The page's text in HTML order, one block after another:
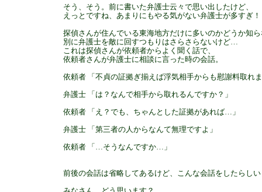
そう、そう。前に書いた弁護士云々で思い出したけど、
えっとですね、あまりにもやる気がない弁護士が多すぎ！
探偵さんが住んでいる東海地方だけに多いのかどうか知
別に弁護士を敵に回すつもりはさらさらないけど…
これは探偵さんが依頼者からよく聞く話で、
依頼者さんが弁護士に相談に言った時の会話。
依頼者 「不貞の証拠ぎ揃えば浮気相手からも慰謝料取れ
弁護士 「は？なんで相手から取れるんですか？」
依頼者 「え？でも、ちゃんとした証拠があれば…」
弁護士 「第三者の人からなんて無理ですよ」
依頼者 「…そうなんですか…」
前後の会話は省略してあるけど、こんな会話をしたらし